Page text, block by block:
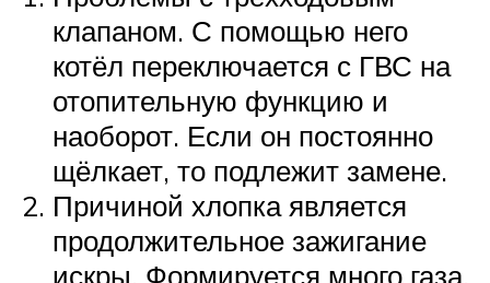
клапаном. С помощью него
котёл переключается с ГВС на
отопительную функцию и
наоборот. Если он постоянно
щёлкает, то подлежит замене.
Причиной хлопка является
продолжительное зажигание
искры. Формируется много газа.